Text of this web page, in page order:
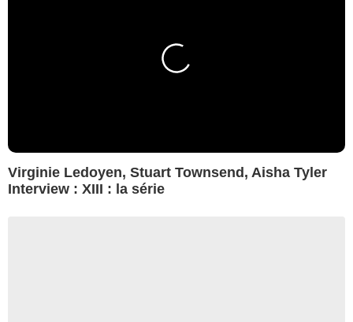
Virginie Ledoyen, Stuart Townsend, Aisha Tyler
Interview : XIII : la série